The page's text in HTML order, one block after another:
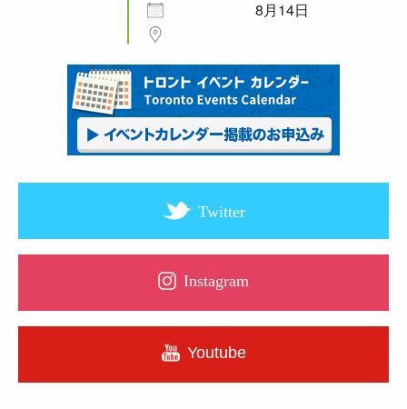
8月14日
Twitter
Instagram
Youtube